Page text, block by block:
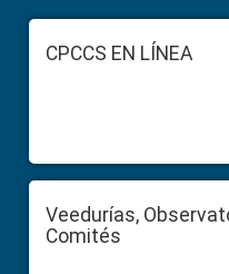
FooterCPCCS EN LÍNEA
Veedurías,
Comités